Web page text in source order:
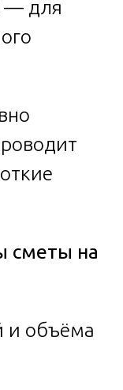
— для
сметы на
и объёма